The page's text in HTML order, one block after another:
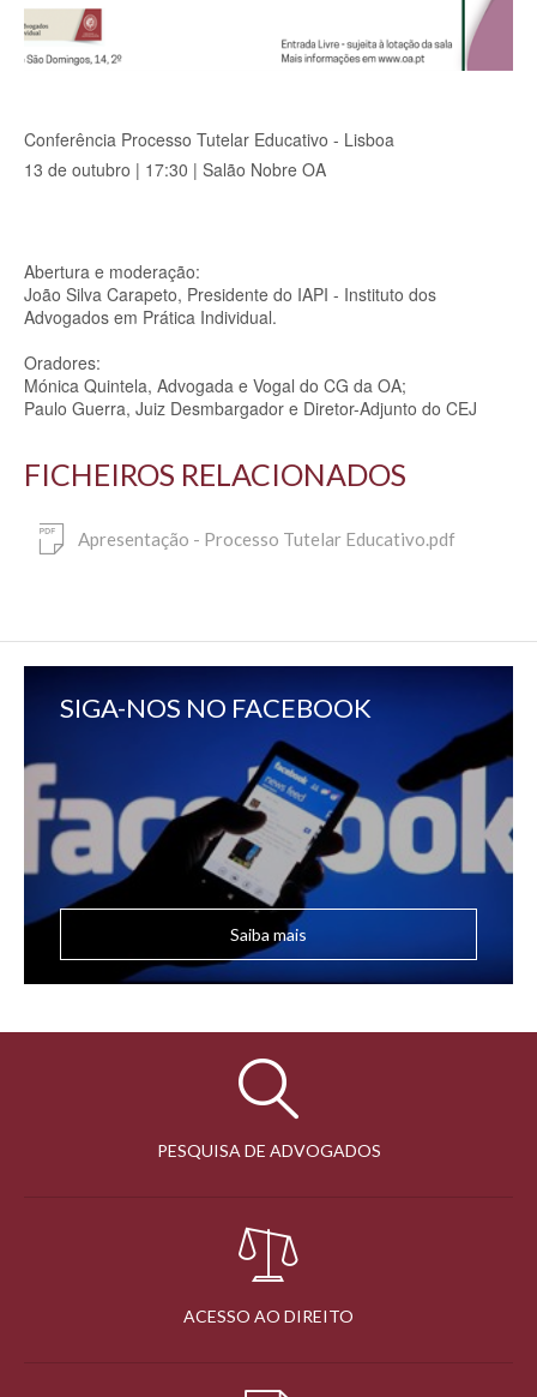
Conferência Processo Tutelar Educativo - Lisboa
13 de outubro | 17:30 | Salão Nobre OA
Abertura e moderação:
João Silva Carapeto, Presidente do IAPI - Instituto dos
Advogados em Prática Individual.
Oradores:
Mónica Quintela, Advogada e Vogal do CG da OA;
Paulo Guerra, Juiz Desmbargador e Diretor-Adjunto do CEJ
FICHEIROS RELACIONADOS
Apresentação - Processo Tutelar Educativo.pdf
SIGA-NOS NO FACEBOOK
Saiba mais
PESQUISA DE ADVOGADOS
ACESSO AO DIREITO